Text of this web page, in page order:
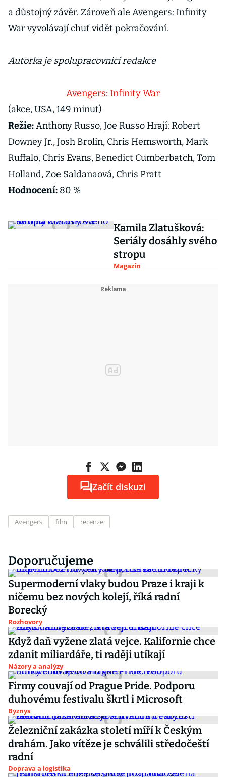
a důstojný závěr. Zároveň ale Avengers: Infinity
War vyvolávají chuť vidět pokračování.
Autorka je spolupracovnicí redakce
Avengers: Infinity War
(akce, USA, 149 minut)
Režie:Anthony Russo, Joe Russo Hrají: Robert
Downey Jr., Josh Brolin, Chris Hemsworth, Mark
Ruffalo, Chris Evans, Benedict Cumberbatch, Tom
Holland, Zoe Saldanaová, Chris Pratt
Hodnocení: 80 %
Kamila Zlatušková:
Seriály dosáhly svého
stropu
Magazín
Začít diskuzi
Avengers film recenze
Doporučujeme
Supermoderní vlaky budou Praze i kraji k
ničemu bez nových kolejí, říká radní
Borecký
Rozhovory
Když daň vyžene zlatá vejce. Kalifornie chce
zdanit miliardáře, ti raději utíkají
Názory a analýzy
Firmy couvají od Prague Pride. Podporu
duhovému festivalu škrtl i Microsoft
Byznys
Železniční zakázka století míří k Českým
drahám. Jako vítěze je schválili středočeští
radní
Doprava a logistika